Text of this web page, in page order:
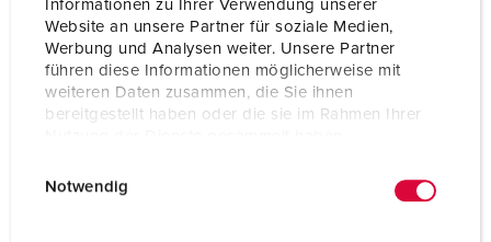
Informationen zu Ihrer Verwendung unserer
Website an unsere Partner für soziale Medien,
Werbung und Analysen weiter. Unsere Partner
führen diese Informationen möglicherweise mit
weiteren Daten zusammen, die Sie ihnen
bereitgestellt haben oder die sie im Rahmen Ihrer
Notwendig
TILL PRODUKTEN